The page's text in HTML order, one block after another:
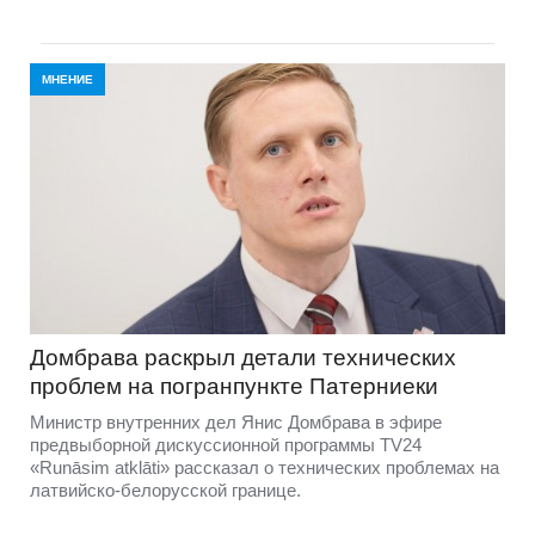
МНЕНИЕ
Домбравa раскрыл детали технических
проблем на погранпункте Патерниеки
Министр внутренних дел Янис Домбрава в эфире
предвыборной дискуссионной программы TV24
«Runāsim atklāti» рассказал о технических проблемах на
латвийско-белорусской границе.